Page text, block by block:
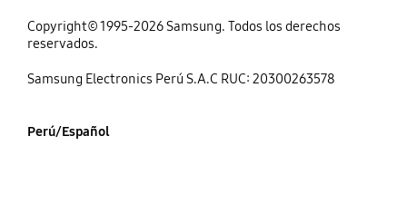
Copyright© 1995-2026 Samsung. Todos los derechos
reservados.
Samsung Electronics Perú S.A.C RUC: 20300263578
Perú/Español